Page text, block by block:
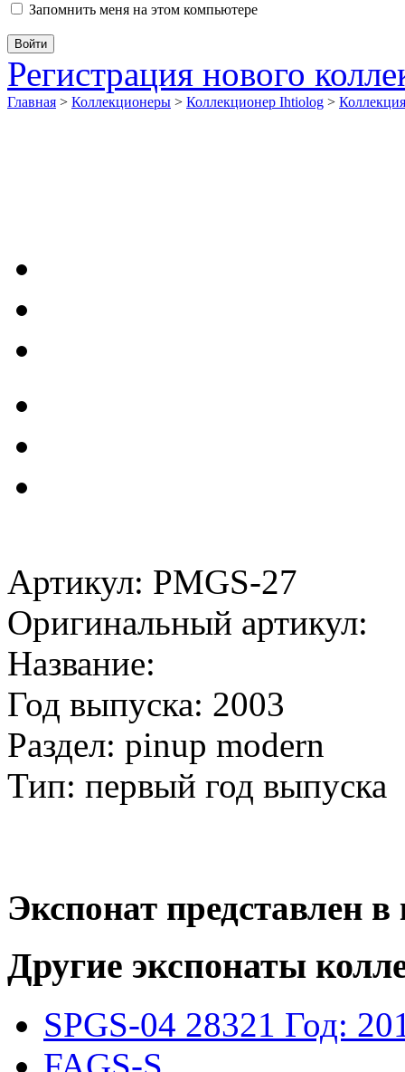
Запомнить меня на этом компьютере
Регистрация нового
Главная > Коллекционеры > Коллекционер Ihtiolog >
Артикул: PMGS-27
Оригинальный артикул:
Название:
Год выпуска: 2003
Раздел: pinup modern
Тип: первый год выпуска
Экспонат представлен
Другие экспонаты
SPGS-04 28321 Год: